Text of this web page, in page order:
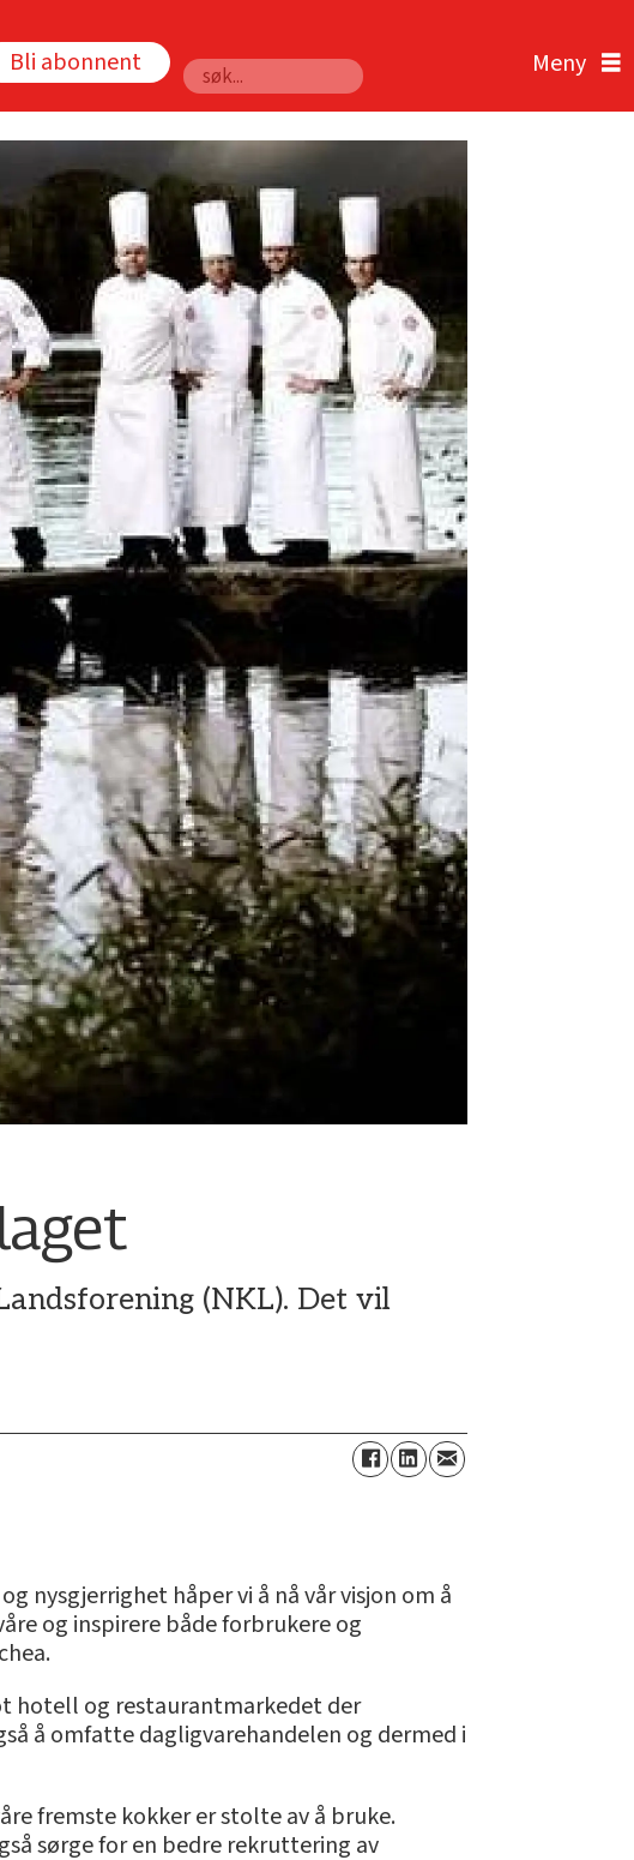
Bli abonnent
Søk
(NKL). Det vil
nysgjerrighet håper vi å nå vår visjon om å
og inspirere både forbrukere og
hotell og restaurantmarkedet der
å omfatte dagligvarehandelen og dermed i
fremste kokker er stolte av å bruke.
sørge for en bedre rekruttering av